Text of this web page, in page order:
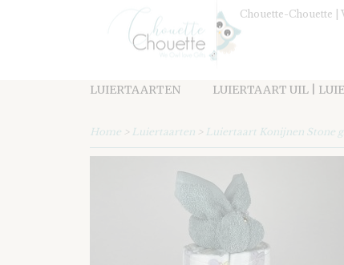
Chouette-Chouette |
LUIERTAARTEN LUIERTAART UIL |
Home > Luiertaarten > Luiertaart Konijnen Stone